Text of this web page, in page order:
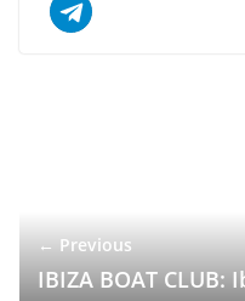
← Previous
IBIZA BOAT CLUB: